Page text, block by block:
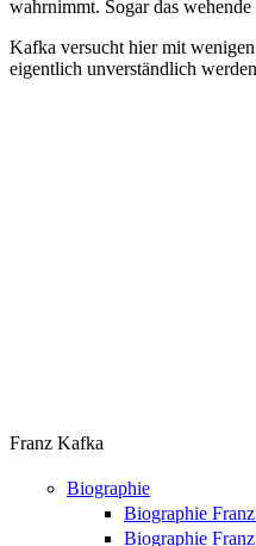
wahrnimmt. Sogar das
Kafka versucht hier mit
eigentlich unverständlich
Franz Kafka
Biographie
Biographie
Biographie